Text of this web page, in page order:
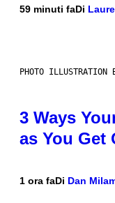
59 minuti faDi
PHOTO
3 Ways
as You Get
1 ora faDi Dan